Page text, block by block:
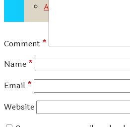
Advertisement Tariff
Comment *
Name *
Email *
Website